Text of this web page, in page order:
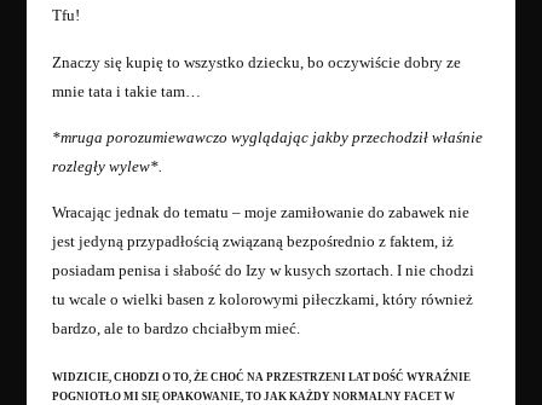
Tfu!
Znaczy się kupię to wszystko dziecku, bo oczywiście dobry ze
mnie tata i takie tam…
*mruga porozumiewawczo wyglądając jakby przechodził właśnie
rozległy wylew*.
Wracając jednak do tematu – moje zamiłowanie do zabawek nie
jest jedyną przypadłością związaną bezpośrednio z faktem, iż
posiadam penisa i słabość do Izy w kusych szortach. I nie chodzi
tu wcale o wielki basen z kolorowymi piłeczkami, który również
bardzo, ale to bardzo chciałbym mieć.
WIDZICIE, CHODZI O TO, ŻE CHOĆ NA PRZESTRZENI LAT DOŚĆ WYRAŹNIE
POGNIOTŁO MI SIĘ OPAKOWANIE, TO JAK KAŻDY NORMALNY FACET W